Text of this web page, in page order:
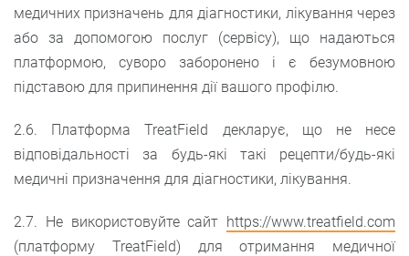
медичних призначень для діагностики, лікування через
або за допомогою послуг (сервісу), що надаються
платформою, суворо заборонено і є безумовною
підставою для припинення дії вашого профілю.
2.6. Платформа TreatField декларує, що не несе
відповідальності за будь-які такі рецепти/будь-які
медичні призначення для діагностики, лікування.
2.7. Не використовуйте сайт https://www.treatfield.com
(платформу TreatField) для отримання медичної